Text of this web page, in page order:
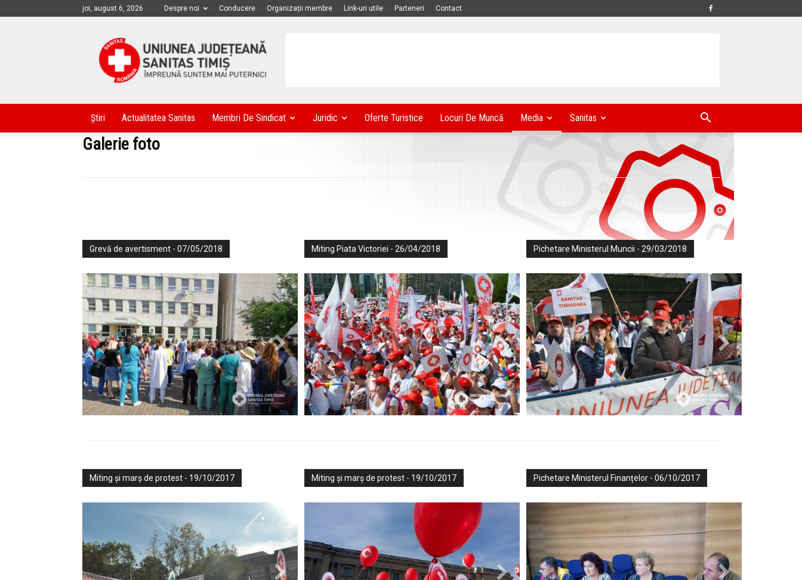
joi, august 6, 2026 Despre noi Conducere Organizații membre Link-uri utile Parteneri Contact
Timis
Știri Actualitatea Sanitas Membri De Sindicat Juridic Oferte Turistice Locuri De Muncă Media Sanitas
Galerie foto
Grevă de avertisment - 07/05/2018 Miting Piata Victoriei - 26/04/2018 Pichetare Ministerul Muncii - 29/03/2018
Miting și marș de protest - 19/10/2017 Miting și marș de protest - 19/10/2017 Pichetare Ministerul Finanțelor - 06/10/2017